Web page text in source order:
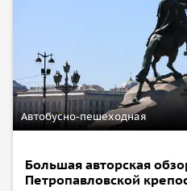
Автобусно-пешеходная
Большая авторская
Петропавловской